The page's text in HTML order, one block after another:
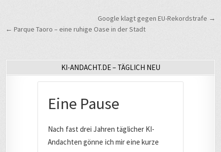
BeitragsnavigationGoogle klagt gegen EU-Rekordstrafe →
← Parque Taoro – eine ruhige Oase in der Stadt
KI-ANDACHT.DE – TÄGLICH NEU